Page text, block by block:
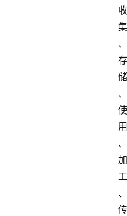
收
集
、
存
储
、
使
用
、
加
工
、
传